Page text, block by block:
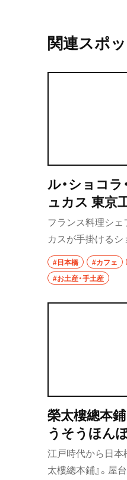
関連スポ
ル・ショコラ
ュカス 東京
ョコラ・ア
ス とうきょ
フランス料理シェ
カスが手掛けるシ
ショーケースには
ートが並び、パリ
でじっくりチョコ
る。2階のカフェ
#日本橋 #カフェ
#お土産・手土産
榮太樓總本
うそうほんぽ
江戸時代から日本
太樓總本鋪』。屋